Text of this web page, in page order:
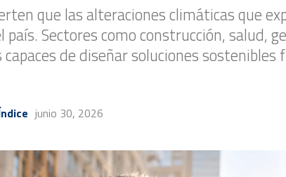
que las alteraciones climáticas que
Sectores como construcción, salud,
de diseñar soluciones
junio 30, 2026